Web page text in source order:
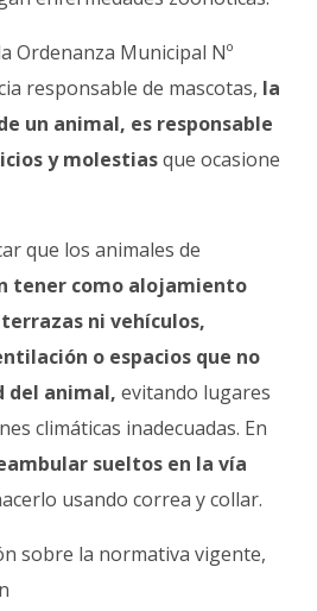
Ordenanza Municipal Nº
responsable de mascotas, la
un animal, es responsable
y molestiasque ocasione
que los animales de
tener como alojamiento
ni vehículos,
o espacios que no
del animal, evitando lugares
climáticas inadecuadas. En
sueltos en la vía
usando correa y collar.
sobre la normativa vigente,